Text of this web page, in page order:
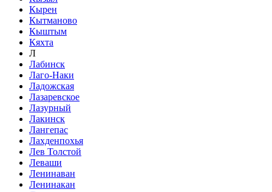
Кырен
Кытманово
Кыштым
Кяхта
Л
Лабинск
Лаго-Наки
Ладожская
Лазаревское
Лазурный
Лакинск
Лангепас
Лахденпохья
Лев Толстой
Леваши
Ленинаван
Ленинакан